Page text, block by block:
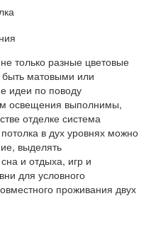
только разные цветовые
матовыми или
идеи по поводу
освещения выполнимы,
отделке система
в дух уровнях можно
выделять
и отдыха, игр и
для условного
проживания двух